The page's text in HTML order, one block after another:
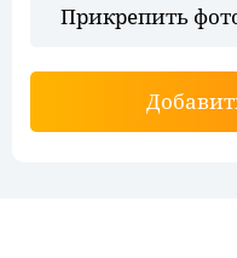
Прикрепить